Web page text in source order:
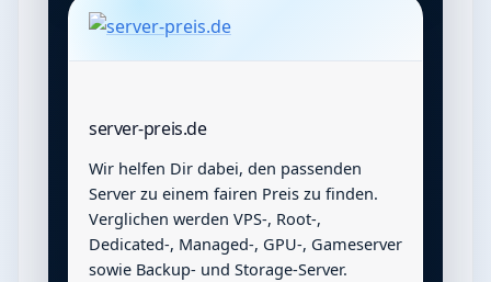
server-preis.de
Wir helfen Dir dabei, den passenden
Server zu einem fairen Preis zu finden.
Verglichen werden VPS-, Root-,
Dedicated-, Managed-, GPU-, Gameserver
sowie Backup- und Storage-Server.